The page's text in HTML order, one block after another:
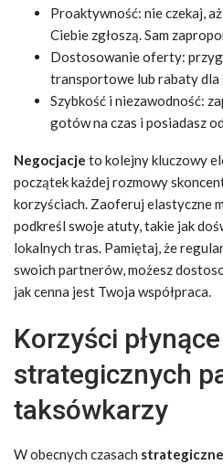
Proaktywność: nie czekaj,
Ciebie zgłoszą. Sam
Dostosowanie oferty:
transportowe lub rabaty dla
Szybkość i niezawodność:
gotów na czas i posiadasz
Negocjacje to kolejny kluczowy
początek każdej rozmowy
korzyściach. Zaoferuj elastyczne
podkreśl swoje atuty, takie jak
lokalnych tras. Pamiętaj, że
swoich partnerów, możesz
jak cenna jest Twoja współpraca.
Korzyści
strategicznych
taksówkarzy
W obecnych czasach